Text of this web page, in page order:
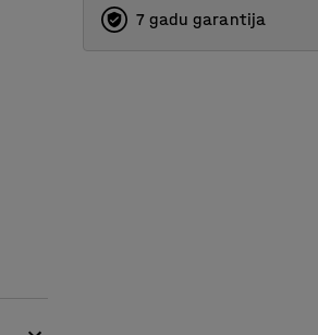
7 gadu garantija